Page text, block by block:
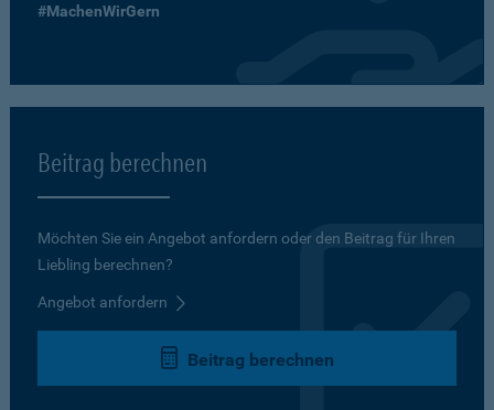
#MachenWirGern
Beitrag berechnen
Möchten Sie ein Angebot anfordern oder den Beitrag für Ihren
Liebling berechnen?
Angebot anfordern
Beitrag berechnen